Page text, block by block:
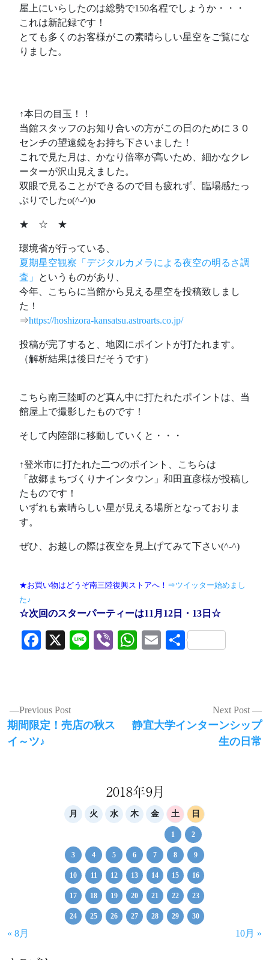
屋上にいらしたのは総勢で150名程でしょうか・・・
これは新記録です！
とても多くのお客様がこの素晴らしい星空をご覧にな
りました。
↑本日の目玉！！
当館スタッフのお知り合いの方がこの日のために３０
センチの望遠鏡をお持ち下さいました！
これで見た月は、かなり倍率が高いため、細かなクレ
ーターが沢山見えました。
双眼で見ることができるので目も疲れず、臨場感たっ
ぷりでしたo(^-^)o
★ ☆ ★
環境省が行っている、
夏期星空観察「デジタルカメラによる夜空の明るさ調
査」
というものがあり、
今年、こちらに当館から見える星空を投稿致しまし
た！
⇒https://hoshizora-kansatsu.astroarts.co.jp/
投稿が完了すると、地図にポイントが打たれます。
（解析結果は後日だそうです）
こちら南三陸町のど真ん中に打たれたポイントは、当
館屋上で撮影したものです！
そして内陸部に移動していくと・・・
↑登米市に打たれた二つのポイント、こちらは
「故郷まちづくりナインタウン」和田直彦様が投稿し
たものです！
いずれも素晴らしい星が見える場所となっておりま
す。
ぜひ、お越しの際は夜空を見上げてみて下さい(^-^)
★お買い物はどうぞ南三陸復興ストアへ！ ⇒ツイッター始めまし
た♪
☆次回のスターパーティーは11月12日・13日☆
Facebook
X LineViberWhatsApp
Email
共
投
稿
ナ
Previous Post
Previous
post:
期間限定！売店の秋ス
イ～ツ♪
Next Post
Next
静宜大学インターンシップ
生の日常
2018年9月
月 火 水 木 金 土 日
1 2
3 4 5 6 7 8 9
10 11 12 13 14 15 16
17 18 19 20 21 22 23
24 25 26 27 28 29 30
« 8月 10月 »